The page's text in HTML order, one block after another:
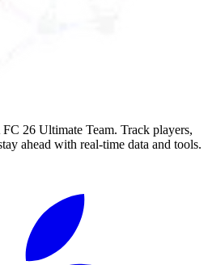
FC 26 Ultimate Team. Track players,
ahead with real-time data and tools.